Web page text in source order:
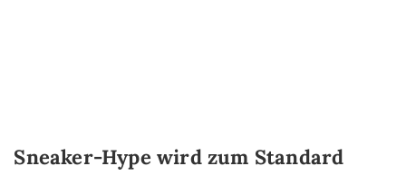
Sneaker-Hype wird zum Standard